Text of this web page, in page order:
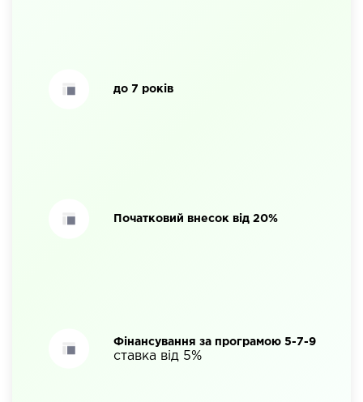
до 7 років
Початковий внесок від 20%
Фінансування за програмою 5-7-9
ставка від 5%